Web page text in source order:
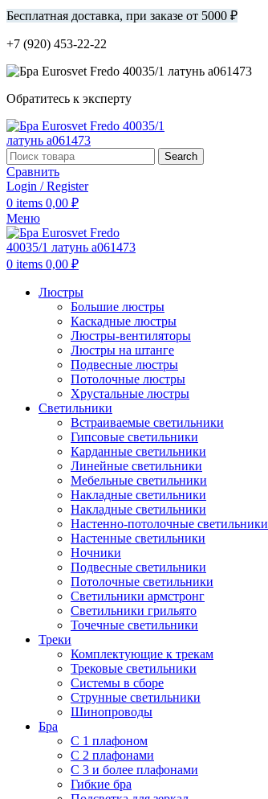
Бесплатная доставка, при заказе от 5000 ₽
+7 (920) 453-22-22
Обратитесь к эксперту
Search
Сравнить
Login / Register
0 items 0,00 ₽
Меню
0 items 0,00 ₽
Люстры
Большие люстры
Каскадные люстры
Люстры-вентиляторы
Люстры на штанге
Подвесные люстры
Потолочные люстры
Хрустальные люстры
Светильники
Встраиваемые светильники
Гипсовые светильники
Карданные светильники
Линейные светильники
Мебельные светильники
Накладные светильники
Накладные светильники
Настенно-потолочные светильники
Настенные светильники
Ночники
Подвесные светильники
Потолочные светильники
Светильники армстронг
Светильники грильято
Точечные светильники
Треки
Комплектующие к трекам
Трековые светильники
Системы в сборе
Струнные светильники
Шинопроводы
Бра
С 1 плафоном
С 2 плафонами
С 3 и более плафонами
Гибкие бра